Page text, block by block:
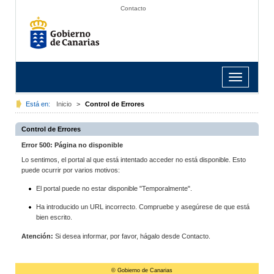
Contacto
Toggle
navigation
Está en: Inicio > Control de Errores
Control de Errores
Error 500: Página no disponible
Lo sentimos, el portal al que está intentado acceder no está disponible. Esto
puede ocurrir por varios motivos:
El portal puede no estar disponible "Temporalmente".
Ha introducido un URL incorrecto. Compruebe y asegúrese de que está
bien escrito.
Atención: Si desea informar, por favor, hágalo desde Contacto.
© Gobierno de Canarias